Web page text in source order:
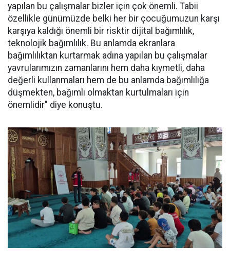
yapılan bu çalışmalar bizler için çok önemli. Tabii
özellikle günümüzde belki her bir çocuğumuzun karşı
karşıya kaldığı önemli bir risktir dijital bağımlılık,
teknolojik bağımlılık. Bu anlamda ekranlara
bağımlılıktan kurtarmak adına yapılan bu çalışmalar
yavrularımızın zamanlarını hem daha kıymetli, daha
değerli kullanmaları hem de bu anlamda bağımlılığa
düşmekten, bağımlı olmaktan kurtulmaları için
önemlidir" diye konuştu.